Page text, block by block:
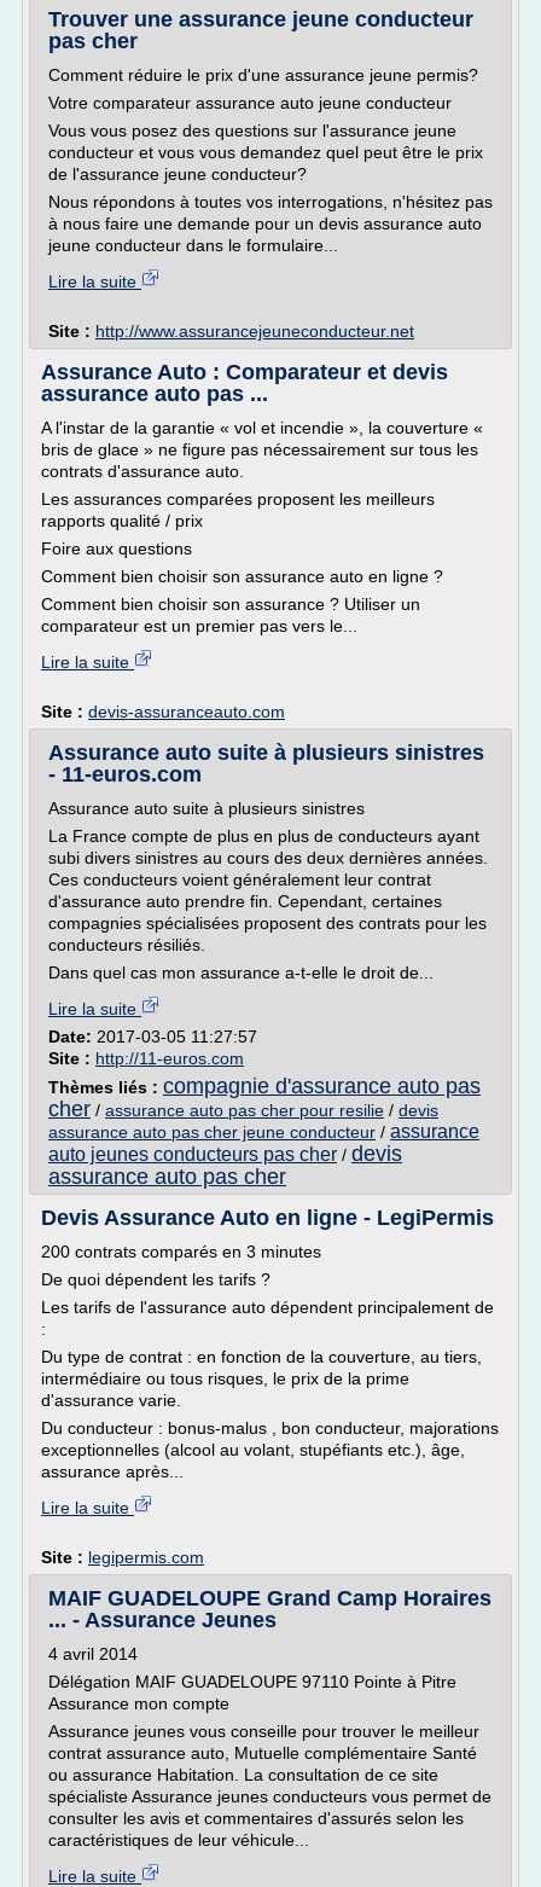
Trouver une assurance jeune conducteur
pas cher
Comment réduire le prix d'une assurance jeune permis?
Votre comparateur assurance auto jeune conducteur
Vous vous posez des questions sur l'assurance jeune
conducteur et vous vous demandez quel peut être le prix
de l'assurance jeune conducteur?
Nous répondons à toutes vos interrogations, n'hésitez pas
à nous faire une demande pour un devis assurance auto
jeune conducteur dans le formulaire...
Lire la suite
Site : http://www.assurancejeuneconducteur.net
Assurance Auto : Comparateur et devis
assurance auto pas ...
A l'instar de la garantie « vol et incendie », la couverture «
bris de glace » ne figure pas nécessairement sur tous les
contrats d'assurance auto.
Les assurances comparées proposent les meilleurs
rapports qualité / prix
Foire aux questions
Comment bien choisir son assurance auto en ligne ?
Comment bien choisir son assurance ? Utiliser un
comparateur est un premier pas vers le...
Lire la suite
Site : devis-assuranceauto.com
Assurance auto suite à plusieurs sinistres
- 11-euros.com
Assurance auto suite à plusieurs sinistres
La France compte de plus en plus de conducteurs ayant
subi divers sinistres au cours des deux dernières années.
Ces conducteurs voient généralement leur contrat
d'assurance auto prendre fin. Cependant, certaines
compagnies spécialisées proposent des contrats pour les
conducteurs résiliés.
Dans quel cas mon assurance a-t-elle le droit de...
Lire la suite
Date: 2017-03-05 11:27:57
Site : http://11-euros.com
Thèmes liés : compagnie d'assurance auto pas
cher / assurance auto pas cher pour resilie / devis
assurance auto pas cher jeune conducteur / assurance
auto jeunes conducteurs pas cher / devis
assurance auto pas cher
Devis Assurance Auto en ligne - LegiPermis
200 contrats comparés en 3 minutes
De quoi dépendent les tarifs ?
Les tarifs de l'assurance auto dépendent principalement de
:
Du type de contrat : en fonction de la couverture, au tiers,
intermédiaire ou tous risques, le prix de la prime
d'assurance varie.
Du conducteur : bonus-malus , bon conducteur, majorations
exceptionnelles (alcool au volant, stupéfiants etc.), âge,
assurance après...
Lire la suite
Site : legipermis.com
MAIF GUADELOUPE Grand Camp Horaires
... - Assurance Jeunes
4 avril 2014
Délégation MAIF GUADELOUPE 97110 Pointe à Pitre
Assurance mon compte
Assurance jeunes vous conseille pour trouver le meilleur
contrat assurance auto, Mutuelle complémentaire Santé
ou assurance Habitation. La consultation de ce site
spécialiste Assurance jeunes conducteurs vous permet de
consulter les avis et commentaires d'assurés selon les
caractéristiques de leur véhicule...
Lire la suite